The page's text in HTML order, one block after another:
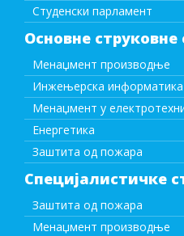
Студенски парламент
Основне струковне
Менаџмент производње
Инжењерска информатика
Менаџмент у
Енергетика
Заштита од пожара
Специјалистичке
Заштита од пожара
Менаџмент производње